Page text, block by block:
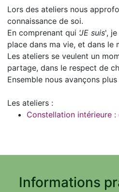
Lors des ateliers nous
connaissance de soi.
En comprenant qui 'JE suis',
place dans ma vie, et dans le
Les ateliers se veulent un
partage, dans le respect de
Ensemble nous avançons
Les ateliers :
Constellation intérieure
Informations